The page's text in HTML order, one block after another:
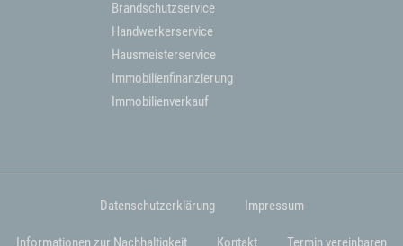
Brandschutzservice
Handwerkerservice
Hausmeisterservice
Immobilienfinanzierung
Immobilienverkauf
Fußzeilenmenü
Datenschutzerklärung Impressum
Informationen zur Nachhaltigkeit Kontakt Termin vereinbaren